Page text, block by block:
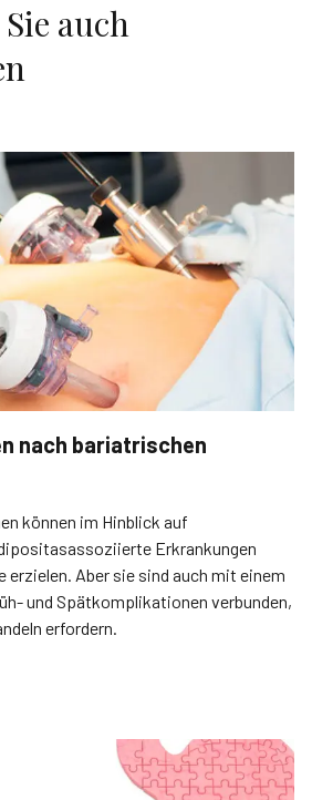
auch
nach bariatrischen
können im Hinblick auf
Erkrankungen
Aber sie sind auch mit einem
Spätkomplikationen verbunden,
erfordern.